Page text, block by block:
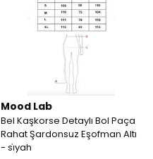
Mood Lab
Bel Kaşkorse Detaylı Bol Paça
Rahat Şardonsuz Eşofman Altı
- si̇yah